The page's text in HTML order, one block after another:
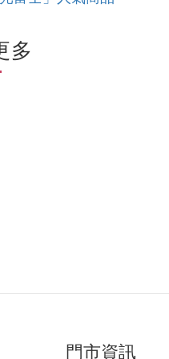
多
門市資訊